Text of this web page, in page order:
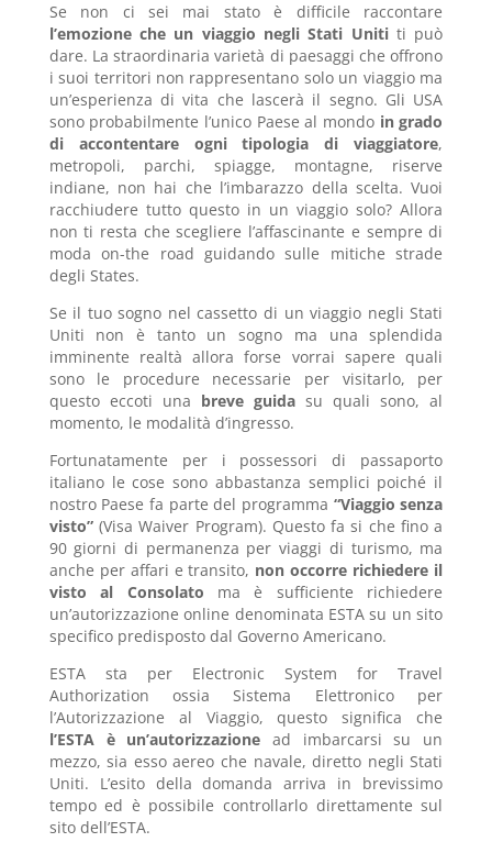
Se non ci sei mai stato è difficile raccontare
l’emozione che un viaggio negli Stati Unititi può
dare. La straordinaria varietà di paesaggi che offrono
i suoi territori non rappresentano solo un viaggio ma
un’esperienza di vita che lascerà il segno. Gli USA
sono probabilmente l’unico Paese al mondo in grado
di accontentare ogni tipologia di viaggiatore,
metropoli, parchi, spiagge, montagne, riserve
indiane, non hai che l’imbarazzo della scelta. Vuoi
racchiudere tutto questo in un viaggio solo? Allora
non ti resta che scegliere l’affascinante e sempre di
moda on-the road guidando sulle mitiche strade
degli States.
Se il tuo sogno nel cassetto di un viaggio negli Stati
Uniti non è tanto un sogno ma una splendida
imminente realtà allora forse vorrai sapere quali
sono le procedure necessarie per visitarlo, per
questo eccoti una breve guidasu quali sono, al
momento, le modalità d’ingresso.
Fortunatamente per i possessori di passaporto
italiano le cose sono abbastanza semplici poiché il
nostro Paese fa parte del programma “Viaggio senza
visto”(Visa Waiver Program). Questo fa si che fino a
90 giorni di permanenza per viaggi di turismo, ma
anche per affari e transito, non occorre richiedere il
visto al Consolato ma è sufficiente richiedere
un’autorizzazione online denominata ESTA su un sito
specifico predisposto dal Governo Americano.
ESTA sta per Electronic System for Travel
Authorization ossia Sistema Elettronico per
l’Autorizzazione al Viaggio, questo significa che
l’ESTA è un’autorizzazione ad imbarcarsi su un
mezzo, sia esso aereo che navale, diretto negli Stati
Uniti. L’esito della domanda arriva in brevissimo
tempo ed è possibile controllarlo direttamente sul
sito dell’ESTA.